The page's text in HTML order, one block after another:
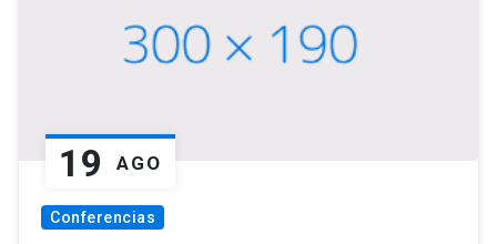
19 AGO
Conferencias